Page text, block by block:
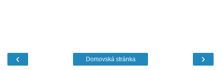
‹ ›
Domovská stránka